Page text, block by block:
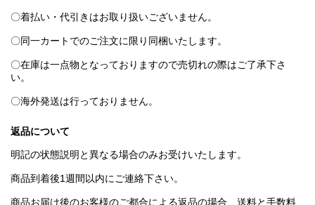
〇着払い・代引きはお取り扱いございません。
〇同一カートでのご注文に限り同梱いたします。
〇在庫は一点物となっておりますので売切れの際はご了承下さ
い。
〇海外発送は行っておりません。
返品について
明記の状態説明と異なる場合のみお受けいたします。
商品到着後1週間以内にご連絡下さい。
商品お届け後のお客様のご都合による返品の場合、送料と手数料